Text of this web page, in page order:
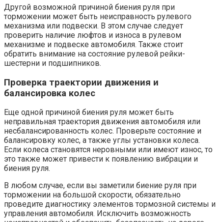
Другой возможной причиной биения руля при
торможении может быть неисправность рулевого
механизма или подвески. В этом случае следует
проверить наличие люфтов и износа в рулевом
механизме и подвеске автомобиля. Также стоит
обратить внимание на состояние рулевой рейки-
шестерни и подшипников.
Проверка траектории движения и
балансировка колес
Еще одной причиной биения руля может быть
неправильная траектория движения автомобиля или
несбалансированность колес. Проверьте состояние и
балансировку колес, а также углы установки колеса.
Если колеса становятся неровными или имеют износ, то
это также может привести к появлению вибрации и
биения руля.
В любом случае, если вы заметили биение руля при
торможении на большой скорости, обязательно
проведите диагностику элементов тормозной системы и
управления автомобиля. Исключить возможность